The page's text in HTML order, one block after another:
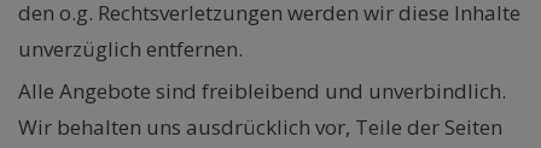
den o.g. Rechtsverletzungen werden wir diese Inhalte
unverzüglich entfernen.
Alle Angebote sind freibleibend und unverbindlich.
Wir behalten uns ausdrücklich vor, Teile der Seiten